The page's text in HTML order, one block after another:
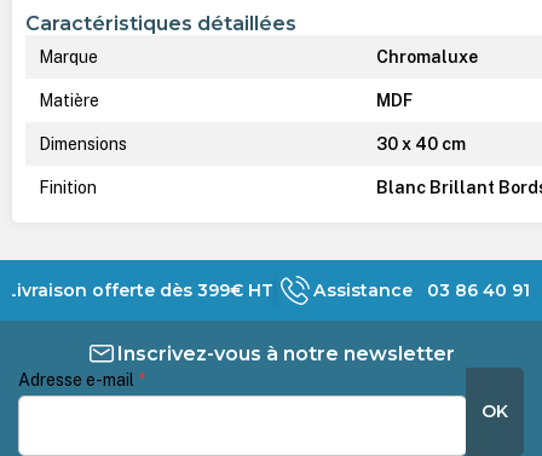
Caractéristiques détaillées
Marque Chromaluxe
Matière MDF
Dimensions 30 x 40 cm
Finition Blanc Brillant
Livraison offerte dès 399€ HT Assistance 03 86 40 91
Inscrivez-vous à notre newsletter
Adresse e-mail *
OK